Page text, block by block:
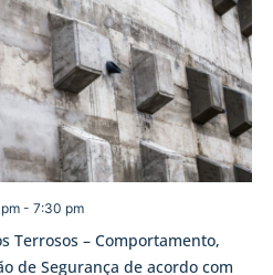
Terrosos – Comportamento,
de Segurança de acordo com
- 7:30 pm